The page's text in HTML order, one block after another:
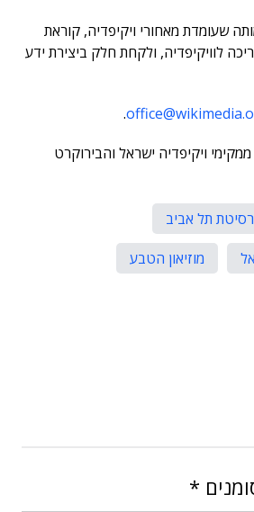
שעומדת מאחורי ויקיפדיה, קוראת
לוויקיפדיה, ולקחת חלק ביצירת ידע
.
ויקיפדיה ישראל והבירוקרט
תל אביב
מוזיאון הטבע
*